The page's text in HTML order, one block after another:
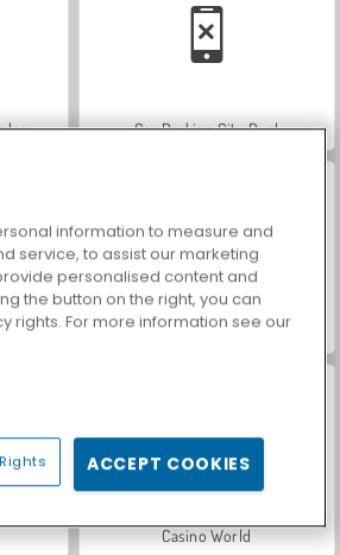
Car Parking City Duel
Studio Farm Merge Valley
Casino World
information to measure and
service, to assist our marketing
personalised content and
the button on the right, you can
rights. For more information see our
ACCEPT COOKIES